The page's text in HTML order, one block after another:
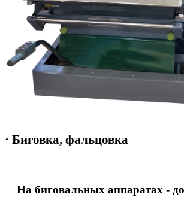
· Биговка, фальцовка
На биговальных аппаратах -